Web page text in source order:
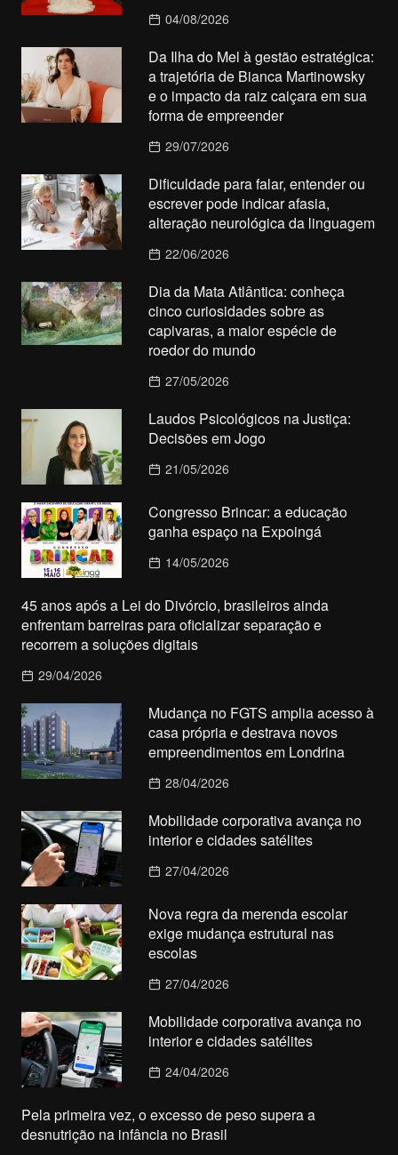
04/08/2026
Da Ilha do Mel à gestão estratégica:
a trajetória de Bianca Martinowsky
e o impacto da raiz caiçara em sua
forma de empreender
29/07/2026
Dificuldade para falar, entender ou
escrever pode indicar afasia,
alteração neurológica da linguagem
22/06/2026
Dia da Mata Atlântica: conheça
cinco curiosidades sobre as
capivaras, a maior espécie de
roedor do mundo
27/05/2026
Laudos Psicológicos na Justiça:
Decisões em Jogo
21/05/2026
Congresso Brincar: a educação
ganha espaço na Expoingá
14/05/2026
45 anos após a Lei do Divórcio, brasileiros ainda
enfrentam barreiras para oficializar separação e
recorrem a soluções digitais
29/04/2026
Mudança no FGTS amplia acesso à
casa própria e destrava novos
empreendimentos em Londrina
28/04/2026
Mobilidade corporativa avança no
interior e cidades satélites
27/04/2026
Nova regra da merenda escolar
exige mudança estrutural nas
escolas
27/04/2026
Mobilidade corporativa avança no
interior e cidades satélites
24/04/2026
Pela primeira vez, o excesso de peso supera a
desnutrição na infância no Brasil